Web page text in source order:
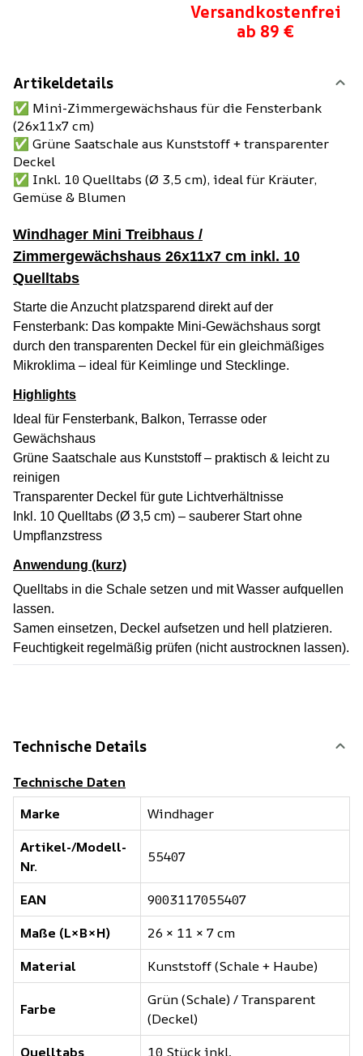
Versandkostenfrei
ab 89 €
Artikeldetails
✅ Mini-Zimmergewächshaus für die Fensterbank
(26x11x7 cm)
✅ Grüne Saatschale aus Kunststoff + transparenter
Deckel
✅ Inkl. 10 Quelltabs (Ø 3,5 cm), ideal für Kräuter,
Gemüse & Blumen
Windhager Mini Treibhaus /
Zimmergewächshaus 26x11x7 cm inkl. 10
Quelltabs
Starte die Anzucht platzsparend direkt auf der
Fensterbank: Das kompakte Mini-Gewächshaus sorgt
durch den transparenten Deckel für ein gleichmäßiges
Mikroklima – ideal für Keimlinge und Stecklinge.
Highlights
Ideal für Fensterbank, Balkon, Terrasse oder
Gewächshaus
Grüne Saatschale aus Kunststoff – praktisch & leicht zu
reinigen
Transparenter Deckel für gute Lichtverhältnisse
Inkl. 10 Quelltabs (Ø 3,5 cm) – sauberer Start ohne
Umpflanzstress
Anwendung (kurz)
Quelltabs in die Schale setzen und mit Wasser aufquellen
lassen.
Samen einsetzen, Deckel aufsetzen und hell platzieren.
Feuchtigkeit regelmäßig prüfen (nicht austrocknen lassen).
Technische Details
Technische Daten
Marke
Windhager
Artikel-/Modell-
Nr.
55407
EAN
9003117055407
Maße (L×B×H)
26 × 11 × 7 cm
Material
Kunststoff (Schale + Haube)
Farbe
Grün (Schale) / Transparent
(Deckel)
Quelltabs
10 Stück inkl.